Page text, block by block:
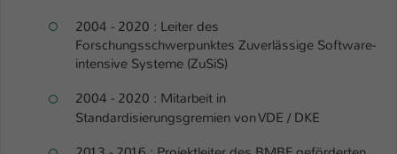
2004 - 2020 : Leiter des
Forschungsschwerpunktes Zuverlässige Software-
intensive Systeme (ZuSiS)
2004 - 2020 : Mitarbeit in
Standardisierungsgremien von VDE / DKE
wiedererkannt werden und es wird ihm
Zugang zu geschützten Bereichen
gewährt.
be_typo_user